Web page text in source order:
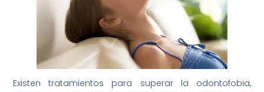
Existen tratamientos para superar la odontofobia,